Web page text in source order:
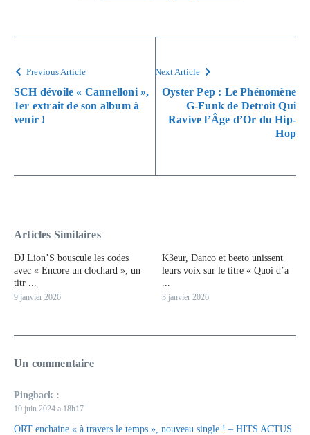
Previous Article
SCH dévoile « Cannelloni »,
1er extrait de son album à
venir !
Next Article
Oyster Pep : Le Phénomène
G-Funk de Detroit Qui
Ravive l’Âge d’Or du Hip-
Hop
Articles Similaires
DJ Lion’S bouscule les codes
avec « Encore un clochard », un
titr ...
9 janvier 2026
K3eur, Danco et beeto unissent
leurs voix sur le titre « Quoi d’a
...
3 janvier 2026
Un commentaire
Pingback :
10 juin 2024 a 18h17
ORT enchaine « à travers le temps », nouveau single ! – HITS ACTUS